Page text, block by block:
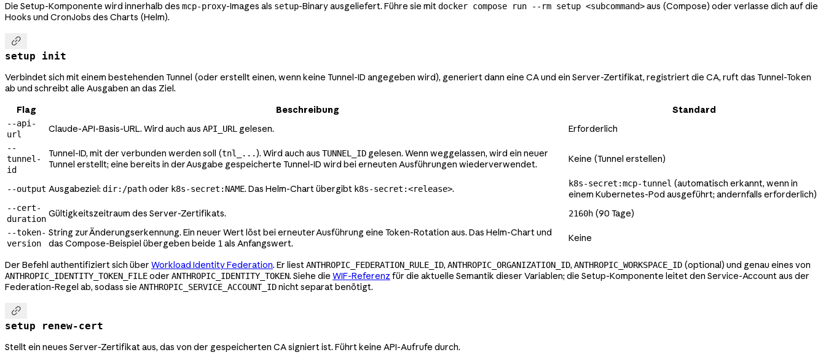
Die Setup-Komponente wird innerhalb des mcp-proxy-Images als setup-Binary ausgeliefert. Führe sie mitdocker compose run --rm setup <subcommand>aus (Compose) oder verlasse dich auf die
Hooks und CronJobs des Charts (Helm).

setup init
Verbindet sich mit einem bestehenden Tunnel (oder erstellt einen, wenn keine Tunnel-ID angegeben wird), generiert dann eine CA und ein Server-Zertifikat, registriert die CA, ruft das Tunnel-Token
ab und schreibt alle Ausgaben an das Ziel.
Flag
Beschreibung Standard
--api-
url
Claude-API-Basis-URL. Wird auch aus API_URL gelesen. Erforderlich
--
tunnel-
id
Tunnel-ID, mit der verbunden werden soll (tnl_...). Wird auch aus TUNNEL_ID gelesen. Wenn weggelassen, wird ein neuer
Tunnel erstellt; eine bereits in der Ausgabe gespeicherte Tunnel-ID wird bei erneuten Ausführungen wiederverwendet.
Keine (Tunnel erstellen)
--output Ausgabeziel: dir:/pathoder k8s-secret:NAME. Das Helm-Chart übergibt k8s-secret:<release>. k8s-secret:mcp-tunnel (automatisch erkannt, wenn in
einem Kubernetes-Pod ausgeführt; andernfalls erforderlich)
--cert-
duration Gültigkeitszeitraum des Server-Zertifikats. 2160h (90 Tage)
--token-
version
String zur Änderungserkennung. Ein neuer Wert löst bei erneuter Ausführung eine Token-Rotation aus. Das Helm-Chart und
das Compose-Beispiel übergeben beide 1als Anfangswert. Keine
Der Befehl authentifiziert sich über Workload Identity Federation. Er liestANTHROPIC_FEDERATION_RULE_ID, ANTHROPIC_ORGANIZATION_ID, ANTHROPIC_WORKSPACE_ID (optional) und genau eines von
ANTHROPIC_IDENTITY_TOKEN_FILEoder ANTHROPIC_IDENTITY_TOKEN. Siehe die WIF-Referenz für die aktuelle Semantik dieser Variablen; die Setup-Komponente leitet den Service-Account aus der
Federation-Regel ab, sodass sie ANTHROPIC_SERVICE_ACCOUNT_IDnicht separat benötigt.

setup renew-cert
Stellt ein neues Server-Zertifikat aus, das von der gespeicherten CA signiert ist. Führt keine API-Aufrufe durch.